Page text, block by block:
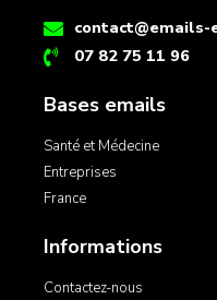
07 82 75 11 96
Bases emails
Santé et Médecine
Entreprises
France
Informations
Contactez-nous